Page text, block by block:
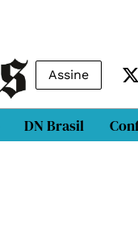
Assine
DN Brasil